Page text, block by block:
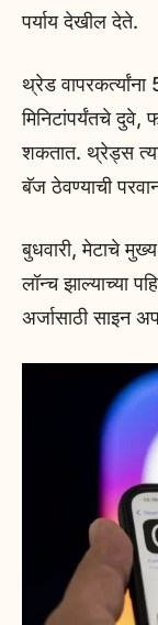
पर्याय देखील देते.
थ्रेड
मिनिटांपर्यंतचे
शकतात. थ्रेड्स
बॅज ठेवण्याची
बुधवारी, मेटाचे मुख्य
लॉन्च झाल्याच्या
अर्जासाठी साइन